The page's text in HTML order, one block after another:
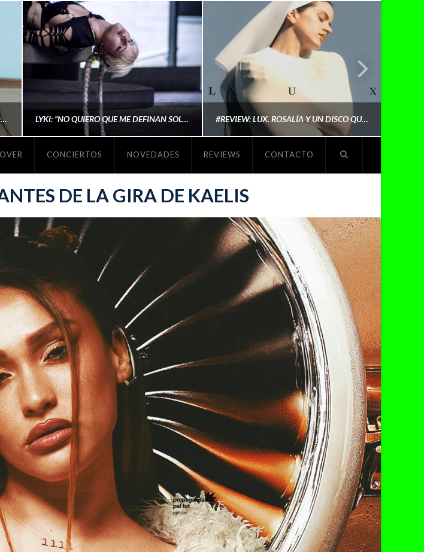
#REVIEW: LOCKET. MADISON BEER, EL DISCO DONDE POR FIN DEJA DE JUSTIFICARSE LYKI: “NO QUIERO QUE ME DEFINAN SOLO POR SER REIVINDICATIVA. QUIERO QUE ME ESCUCHEN PORQUE DISFRUTO HACIENDO MI MÚSICA”
NOVIEMBRE 16, 2025
#REVIEW: LUX. ROSALÍA Y UN DISCO QUE REDEFINE LO QUE SIGNIFICA SER ARTISTA
NOVIEMBRE 5, 2025
CONCIERTOS NOVEDADES REVIEWS CONTACTO
DE LA GIRA DE KAELIS